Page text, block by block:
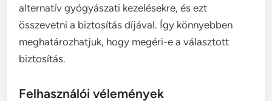
alternatív gyógyászati kezelésekre, és ezt
összevetni a biztosítás díjával. Így könnyebben
meghatározhatjuk, hogy megéri-e a választott
biztosítás.
Felhasználói vélemények